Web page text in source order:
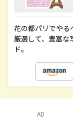
花の都パリでやる
厳選して、豊富な
ド。
AD